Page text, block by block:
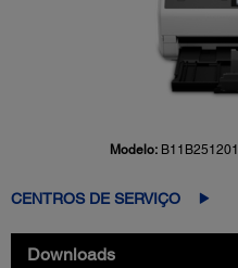
Modelo: B11B251201
CENTROS DE SERVIÇO
Downloads